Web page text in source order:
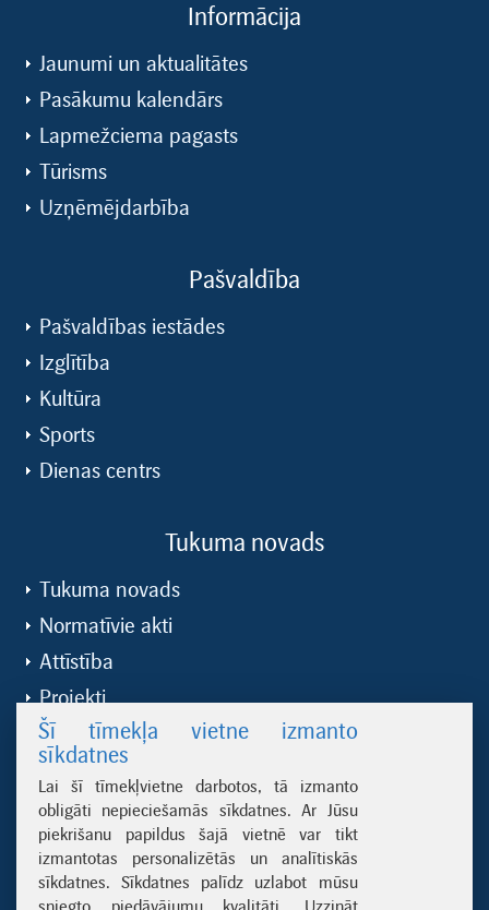
Informācija
Jaunumi un aktualitātes
Pasākumu kalendārs
Lapmežciema pagasts
Tūrisms
Uzņēmējdarbība
Pašvaldība
Pašvaldības iestādes
Izglītība
Kultūra
Sports
Dienas centrs
Tukuma novads
Tukuma novads
Normatīvie akti
Attīstība
Projekti
Būvvalde
Noderīgas saites
Dabas aizsardzības pārvalde
Ķemeru nacionālais parks
Šī tīmekļa vietne izmanto
sīkdatnes
Lai šī tīmekļvietne darbotos, tā izmanto
obligāti nepieciešamās sīkdatnes. Ar Jūsu
piekrišanu papildus šajā vietnē var tikt
izmantotas personalizētās un analītiskās
sīkdatnes. Sīkdatnes palīdz uzlabot mūsu
sniegto piedāvājumu kvalitāti. Uzzināt